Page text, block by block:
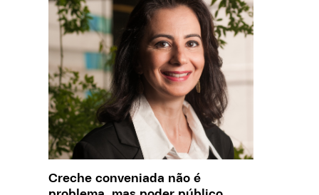
Creche conveniada não é